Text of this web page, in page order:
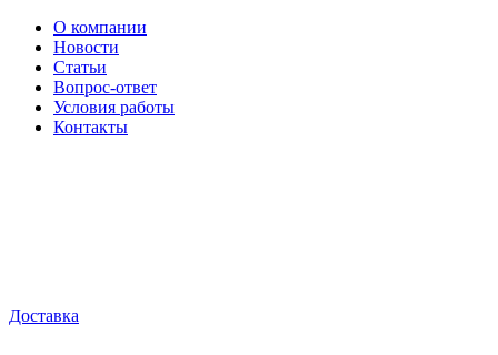
О компании
Новости
Статьи
Вопрос-ответ
Условия работы
Контакты
Доставка